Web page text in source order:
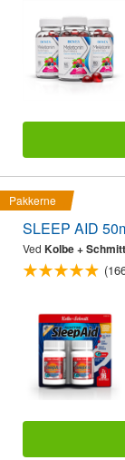
Pakkerne
SLEEP AID
Ved Kolbe +